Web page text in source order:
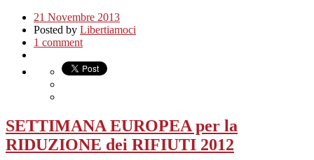
21 Novembre 2013
Posted by Libertiamoci
1 comment
SETTIMANA EUROPEA per la
RIDUZIONE dei RIFIUTI 2012